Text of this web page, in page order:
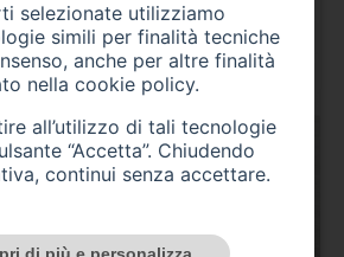
selezionate utilizziamo
simili per finalità tecniche
anche per altre finalità
nella cookie policy.
all’utilizzo di tali tecnologie
“Accetta”. Chiudendo
continui senza accettare.